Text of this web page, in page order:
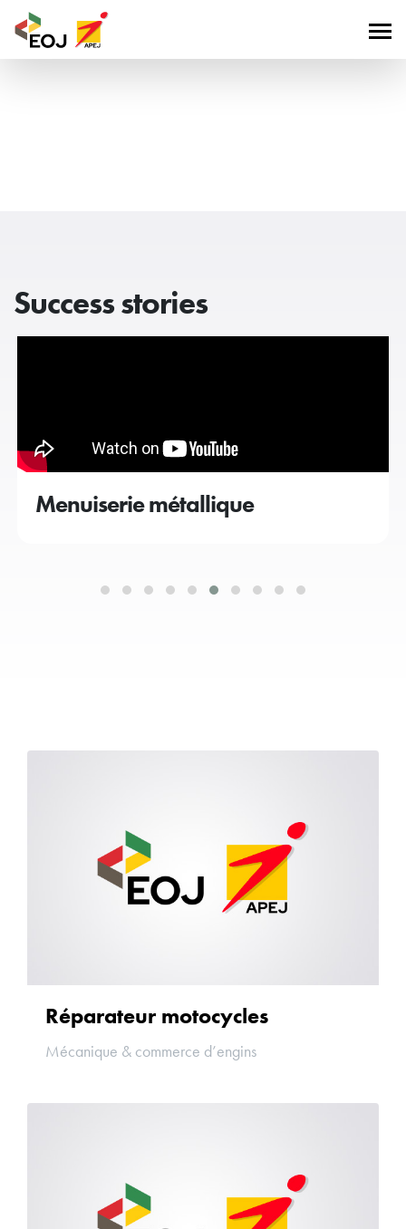
Success stories
Menuiserie métallique
Réparateur motocycles
Mécanique & commerce d’engins